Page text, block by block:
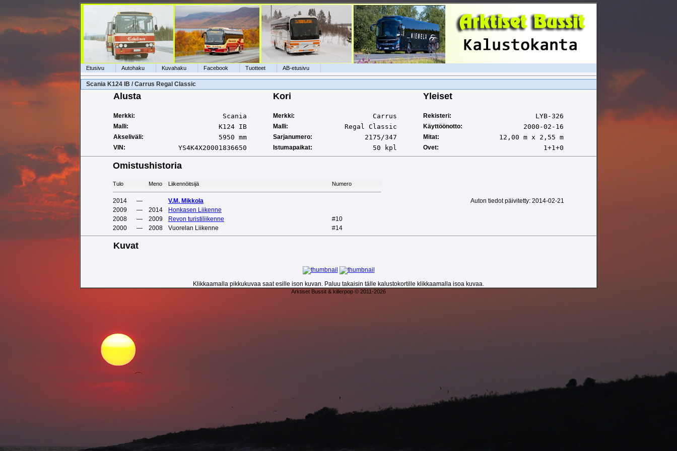
Etusivu Autohaku Kuvahaku Facebook Tuotteet AB-etusivu
Scania K124 IB / Carrus Regal Classic
Alusta Kori Yleiset
Merkki: Scania Merkki: Carrus Rekisteri: LYB-326
Malli: K124 IB Malli: Regal Classic Käyttöönotto: 2000-02-16
Akseliväli: 5950 mm Sarjanumero: 2175/347 Mitat: 12,00 m x 2,55 m
VIN: YS4K4X20001836650 Istumapaikat: 50 kpl Ovet: 1+1+0
Omistushistoria
Tulo Meno Liikennöitsijä Numero
2014 — V.M. Mikkola
Auton tiedot päivitetty: 2014-02-21
2009
— 2014
Honkasen Liikenne
2008
— 2009 Revon turistiliikenne
#10
2000
— 2008 Vuorelan Liikenne #14
Kuvat
Klikkaamalla pikkukuvaa saat esille ison kuvan. Paluu takaisin tälle kalustokortille klikkaamalla isoa kuvaa.
Arktiset Bussit & killerpop © 2011-2026